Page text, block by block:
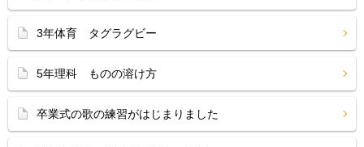
3年体育 タグラグビー
5年理科 ものの溶け方
卒業式の歌の練習がはじまりました